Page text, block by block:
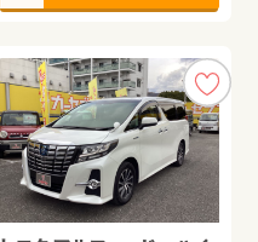
年式 2015年 走行 69,100km
見積もり・在庫確認